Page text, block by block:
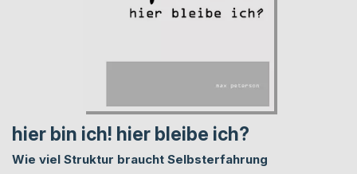
hier bin ich! hier bleibe ich?
Wie viel Struktur braucht Selbsterfahrung